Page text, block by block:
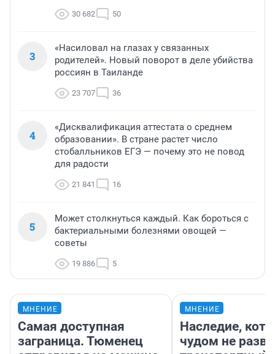
30 682 50
3
«Насиловал на глазах у связанных
родителей». Новый поворот в деле убийства
россиян в Таиланде
23 707 36
4
«Дисквалификация аттестата о среднем
образовании». В стране растет число
стобалльников ЕГЭ — почему это не повод
для радости
21 841 16
5
Может столкнуться каждый. Как бороться с
бактериальными болезнями овощей —
советы
19 886 5
МНЕНИЕ
Самая доступная
заграница. Тюменец
МНЕНИЕ
Наследие,
чудом не